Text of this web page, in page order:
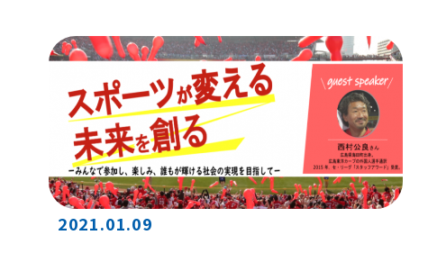
2021.01.09